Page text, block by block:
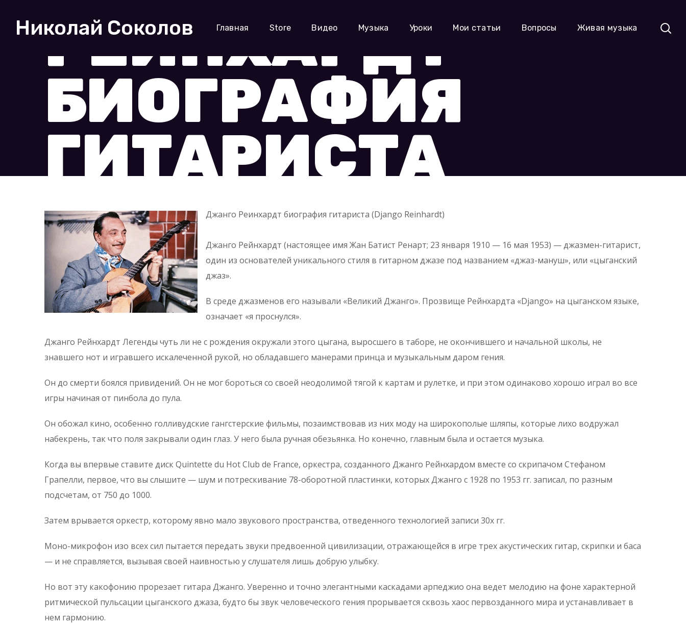
Николай Соколов Главная Store Видео Музыка Уроки Мои статьи Вопросы Живая музыка
РЕИНХАРДТ
БИОГРАФИЯ
ГИТАРИСТА
Джанго Реинхардт биография гитариста (Django Reinhardt)
Джанго Рейнхардт (настоящее имя Жан Батист Ренарт; 23 января 1910 — 16 мая 1953) — джазмен-гитарист,
один из основателей уникального стиля в гитарном джазе под названием «джаз-мануш», или «цыганский
джаз».
В среде джазменов его называли «Великий Джанго». Прозвище Рейнхардта «Django» на цыганском языке,
означает «я проснулся».
Джанго Рейнхардт Легенды чуть ли не с рождения окружали этого цыгана, выросшего в таборе, не окончившего и начальной школы, не
знавшего нот и игравшего искалеченной рукой, но обладавшего манерами принца и музыкальным даром гения.
Он до смерти боялся привидений. Он не мог бороться со своей неодолимой тягой к картам и рулетке, и при этом одинаково хорошо играл во все
игры начиная от пинбола до пула.
Он обожал кино, особенно голливудские гангстерские фильмы, позаимствовав из них моду на широкополые шляпы, которые лихо водружал
набекрень, так что поля закрывали один глаз. У него была ручная обезьянка. Но конечно, главным была и остается музыка.
Когда вы впервые ставите диск Quintette du Hot Club de France, оркестра, созданного Джанго Рейнхардом вместе со скрипачом Стефаном
Грапелли, первое, что вы слышите — шум и потрескивание 78-оборотной пластинки, которых Джанго с 1928 по 1953 гг. записал, по разным
подсчетам, от 750 до 1000.
Затем врывается оркестр, которому явно мало звукового пространства, отведенного технологией записи 30х гг.
Моно-микрофон изо всех сил пытается передать звуки предвоенной цивилизации, отражающейся в игре трех акустических гитар, скрипки и баса
— и не справляется, вызывая своей наивностью у слушателя лишь добрую улыбку.
Но вот эту какофонию прорезает гитара Джанго. Уверенно и точно элегантными каскадами арпеджио она ведет мелодию на фоне характерной
ритмической пульсации цыганского джаза, будто бы звук человеческого гения прорывается сквозь хаос первозданного мира и устанавливает в
нем гармонию.